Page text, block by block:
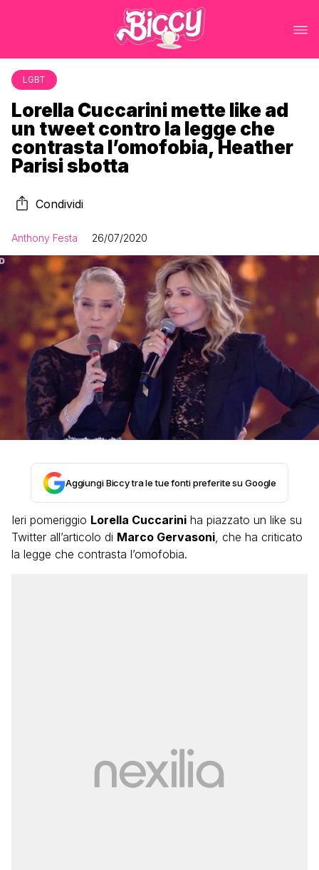
LGBT
Lorella Cuccarini mette like ad
un tweet contro la legge che
contrasta l’omofobia, Heather
Parisi sbotta
Condividi
Anthony Festa 26/07/2020
Aggiungi Biccy tra le tue fonti preferite su Google
Ieri pomeriggio Lorella Cuccarini ha piazzato un like su
Twitter all’articolo di Marco Gervasoni , che ha criticato
la legge che contrasta l’omofobia.